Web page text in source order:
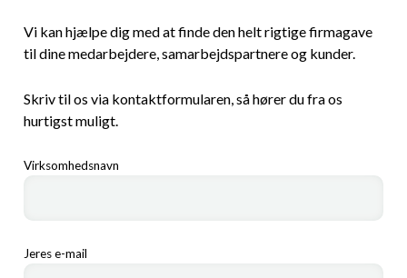
Vi kan hjælpe dig med at finde den helt rigtige firmagave
til dine medarbejdere, samarbejdspartnere og kunder.
Skriv til os via kontaktformularen, så hører du fra os
hurtigst muligt.
Virksomhedsnavn
Jeres e-mail